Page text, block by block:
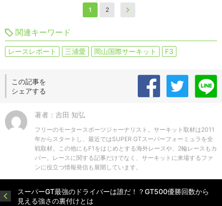
1 2
関連キーワード
レースレポート 三浦愛 岡山国際サーキット F3
この記事を
シェアする
著者：吉田 知弘
フリーのモータースポーツジャーナリスト。サーキット取材は2011
年からスタートし、最近ではSUPER GTスーパーフォーミュラを全
戦取材。この他にもF1をはじめとする海外レースや、2輪レースもカ
バー。レースに関する記事だけでなく、サーキットに来場するファ
ンに役立つ情報発信も展開しています。
スーパーGT最強のドライバーは誰だ！？GT500優勝回数から
見える強さの裏付けとは